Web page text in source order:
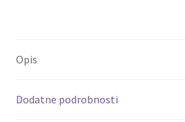
k
Opis
Dodatne podrobnosti